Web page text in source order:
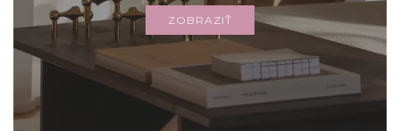
ZOBRAZIŤ